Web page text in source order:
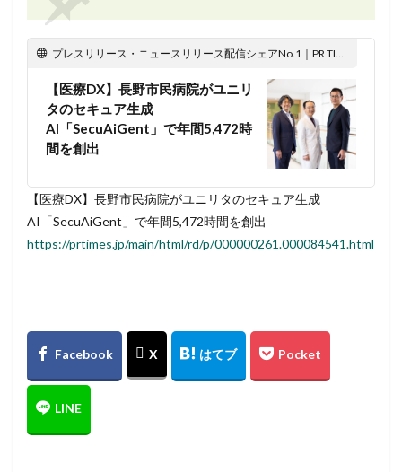
プレスリリース・ニュースリリース配信シェアNo.1｜PR TIMES
【医療DX】長野市民病院がユニリ
タのセキュア生成
AI「SecuAiGent」で年間5,472時
間を創出
【医療DX】長野市民病院がユニリタのセキュア生成
AI「SecuAiGent」で年間5,472時間を創出
https://prtimes.jp/main/html/rd/p/000000261.000084541.html